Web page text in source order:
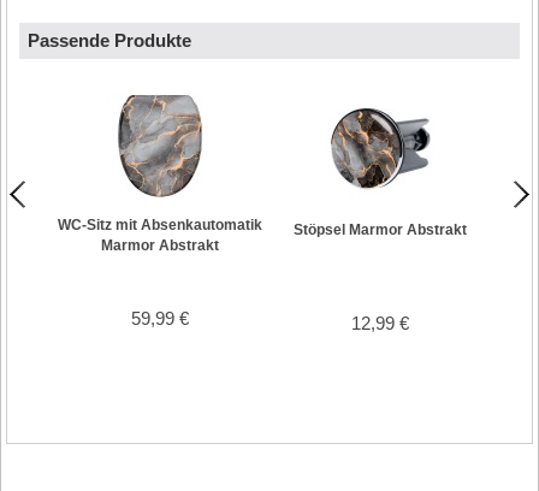
Passende Produkte
WC-Sitz mit Absenkautomatik
Marmor Abstrakt
59,99 €
Stöpsel Marmor Abstrakt
12,99 €